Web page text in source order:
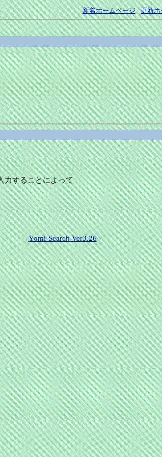
新着ホームページ-更新ホ
力することによって
-Yomi-Search Ver3.26-